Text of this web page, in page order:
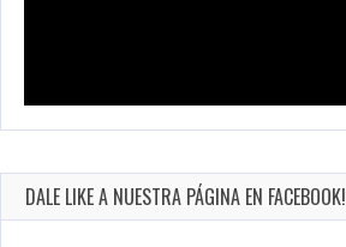
DALE LIKE A NUESTRA PÁGINA EN FACEBOOK!